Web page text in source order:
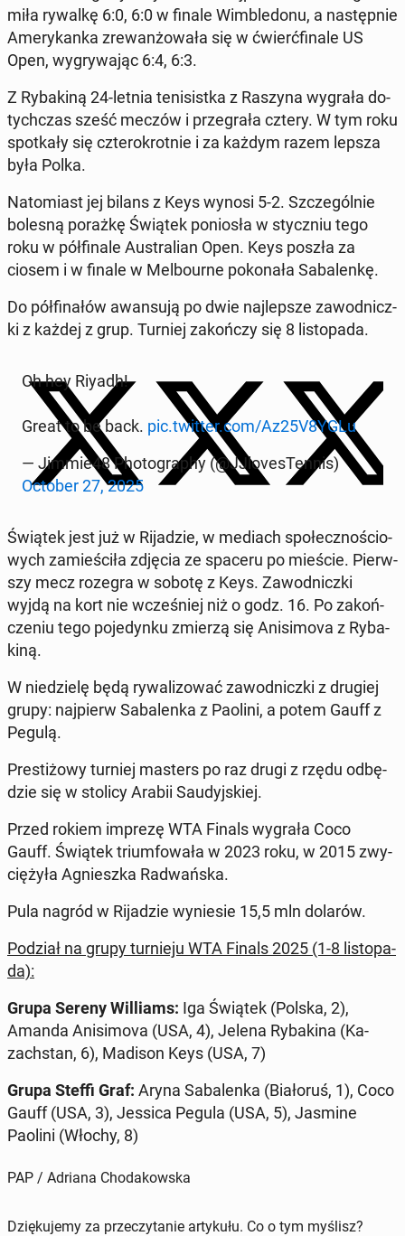
mi­ła rywalkę 6:0, 6:0 w finale Wim­ble­do­nu, a na­stęp­nie
Ame­ry­kan­ka zre­wan­żo­wa­ła się w ćwierć­fi­na­le US
Open, wy­gry­wa­jąc 6:4, 6:3.
Z Ry­ba­ki­ną 24-letnia te­ni­sist­ka z Raszyna wygrała do­
tych­czas sześć meczów i prze­gra­ła cztery. W tym roku
spo­tka­ły się czte­ro­krot­nie i za każdym razem lepsza
była Polka.
Na­to­miast jej bilans z Keys wynosi 5-2. Szcze­gól­nie
bolesną porażkę Świątek po­nio­sła w stycz­niu tego
roku w pół­fi­na­le Au­stra­lian Open. Keys poszła za
ciosem i w finale w Mel­bo­ur­ne po­ko­na­ła Sa­ba­len­kę.
Do pół­fi­na­łów awan­su­ją po dwie naj­lep­sze za­wod­nicz­
ki z każdej z grup. Turniej za­koń­czy się 8 li­sto­pa­da.
Oh hey Riyadh!
Great to be back. pic.twitter.com/Az25V8YGLu
— Jimmie48 Pho­to­gra­phy (@JJlo­ve­sTen­nis)
October 27, 2025
Świątek jest już w Ri­ja­dzie, w mediach spo­łecz­no­ścio­
wych za­mie­ści­ła zdjęcia ze spaceru po mieście. Pierw­
szy mecz rozegra w sobotę z Keys. Za­wod­nicz­ki
wyjdą na kort nie wcze­śniej niż o godz. 16. Po za­koń­
cze­niu tego po­je­dyn­ku zmierzą się Ani­si­mo­va z Ry­ba­
ki­ną.
W nie­dzie­lę będą ry­wa­li­zo­wać za­wod­nicz­ki z drugiej
grupy: naj­pierw Sa­ba­len­ka z Paolini, a potem Gauff z
Pegulą.
Pre­sti­żo­wy turniej masters po raz drugi z rzędu od­bę­
dzie się w stolicy Arabii Sau­dyj­skiej.
Przed rokiem imprezę WTA Finals wygrała Coco
Gauff. Świątek trium­fo­wa­ła w 2023 roku, w 2015 zwy­
cię­ży­ła Agniesz­ka Ra­dwań­ska.
Pula nagród w Ri­ja­dzie wy­nie­sie 15,5 mln dolarów.
Podział na grupy tur­nie­ju WTA Finals 2025 (1-8 li­sto­pa­
da):
Grupa Sereny Wil­liams: Iga Świątek (Polska, 2),
Amanda Ani­si­mo­va (USA, 4), Jelena Ry­ba­ki­na (Ka­
zach­stan, 6), Madison Keys (USA, 7)
Grupa Steffi Graf: Aryna Sa­ba­len­ka (Bia­ło­ruś, 1), Coco
Gauff (USA, 3), Jessica Pegula (USA, 5), Jasmine
Paolini (Włochy, 8)
PAP / Adriana Chodakowska
Dziękujemy za przeczytanie artykułu. Co o tym myślisz?